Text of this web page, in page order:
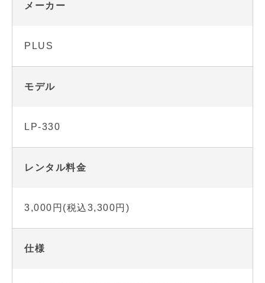
メーカー
PLUS
モデル
LP-330
レンタル料金
3,000円(税込3,300円)
仕様